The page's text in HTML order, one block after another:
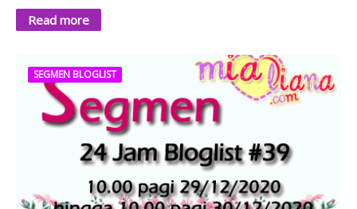
Read more
SEGMEN BLOGLIST